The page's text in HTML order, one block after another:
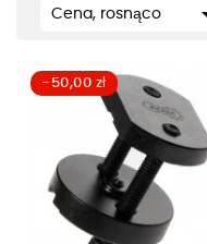
Cena, rosnąco
-50,00 zł